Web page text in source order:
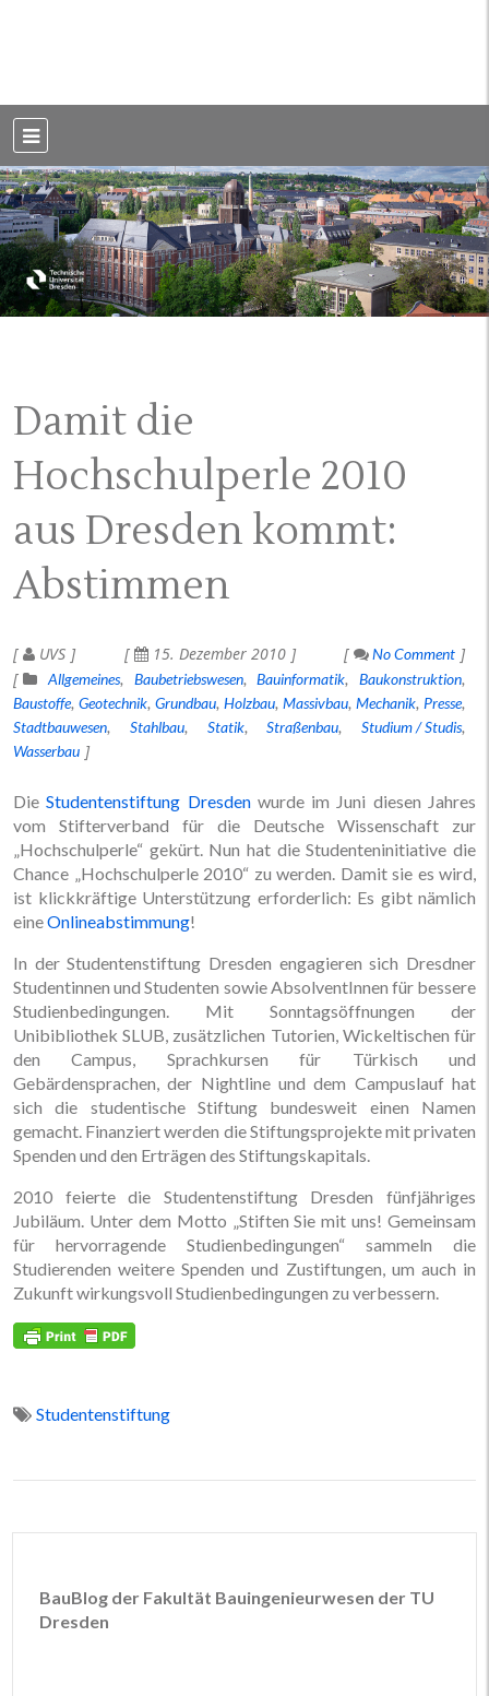
Dresden
Damit die
Hochschulperle 2010
aus Dresden kommt:
Abstimmen
UVS 15. Dezember 2010
No Comment
Allgemeines
Baubetriebswesen Bauinformatik
Baukonstruktion
Baustoffe Geotechnik Grundbau Holzbau Massivbau Mechanik Presse
Stadtbauwesen
Stahlbau Statik Straßenbau
Studium / Studis
Wasserbau
DieStudentenstiftung Dresdenwurde im Juni diesen Jahres
vom Stifterverband für die Deutsche Wissenschaft zur
„Hochschulperle“ gekürt. Nun hat die Studenteninitiative die
Chance „Hochschulperle 2010“ zu werden. Damit sie es wird,
ist klickkräftige Unterstützung erforderlich: Es gibt nämlich
eineOnlineabstimmung!
In der Studentenstiftung Dresden engagieren sich Dresdner
Studentinnen und Studenten sowie AbsolventInnen für bessere
Studienbedingungen. Mit Sonntagsöffnungen der
Unibibliothek SLUB, zusätzlichen Tutorien, Wickeltischen für
den Campus, Sprachkursen für Türkisch und
Gebärdensprachen, der Nightline und dem Campuslauf hat
sich die studentische Stiftung bundesweit einen Namen
gemacht. Finanziert werden die Stiftungsprojekte mit privaten
Spenden und den Erträgen des Stiftungskapitals.
2010 feierte die Studentenstiftung Dresden fünfjähriges
Jubiläum. Unter dem Motto „Stiften Sie mit uns! Gemeinsam
für hervorragende Studienbedingungen“ sammeln die
Studierenden weitere Spenden und Zustiftungen, um auch in
Zukunft wirkungsvoll Studienbedingungen zu verbessern.
Studentenstiftung
BauBlog der Fakultät Bauingenieurwesen der TU
Dresden